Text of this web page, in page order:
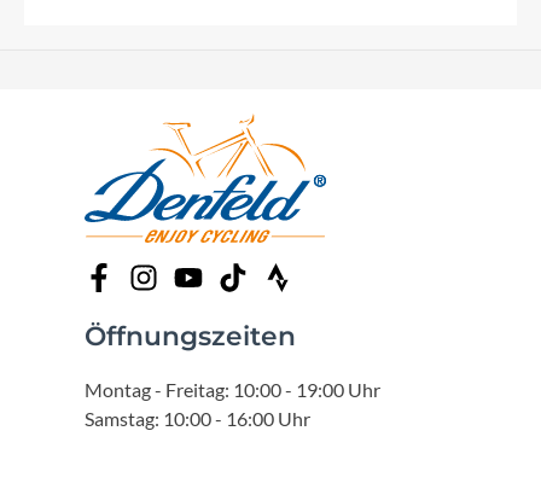
Öffnungszeiten
Montag - Freitag: 10:00 - 19:00 Uhr
Samstag: 10:00 - 16:00 Uhr